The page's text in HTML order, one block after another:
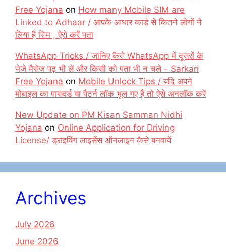
Free Yojana on How many Mobile SIM are
Linked to Adhaar / आपके आधार कार्ड से कितने लोगों ने
लिया है सिम , ऐसे करें पता
WhatsApp Tricks / जानिए कैसे WhatsApp में दूसरों के
भेजे मैसेज पढ़ भी लें और किसी को पता भी न चले - Sarkari
Free Yojana on Mobile Unlock Tips / यदि अपने
मोबाइल का पासवर्ड या पैटर्न लॉक भूल गए हैं तो ऐसे अनलॉक करें
New Update on PM Kisan Samman Nidhi
Yojana on Online Application for Driving
License/ ड्राइविंग लाइसेंस ऑनलाइन कैसे बनवायें
Archives
July 2026
June 2026